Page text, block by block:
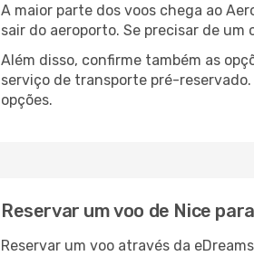
A maior parte dos voos chega ao
sair do aeroporto. Se precisar de
Além disso, confirme também as
serviço de transporte pré-
opções.
Reservar um voo de Nice
Reservar um voo através da